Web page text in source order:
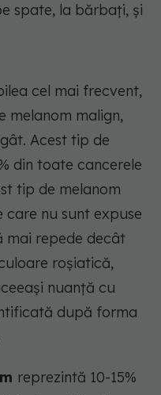
spate, la bărbați, și
cel mai frecvent,
melanom malign,
Acest tip de
din toate cancerele
tip de melanom
care nu sunt expuse
mai repede decât
roșiatică,
nuanță cu
după forma
reprezintă 10-15%